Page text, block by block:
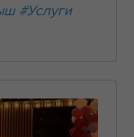
#Услуги